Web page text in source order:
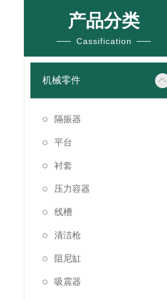
产品分类
Cassification
机械零件
隔振器
平台
衬套
压力容器
线槽
清洁枪
阻尼缸
吸震器